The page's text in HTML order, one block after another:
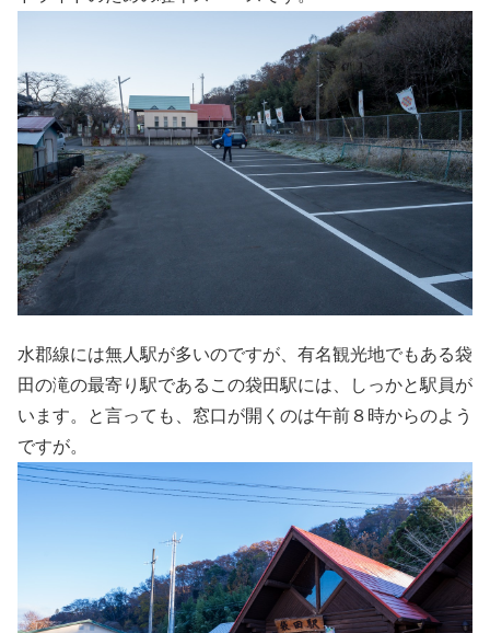
水郡線には無人駅が多いのですが、有名観光地でもある袋
田の滝の最寄り駅であるこの袋田駅には、しっかと駅員が
います。と言っても、窓口が開くのは午前８時からのよう
ですが。